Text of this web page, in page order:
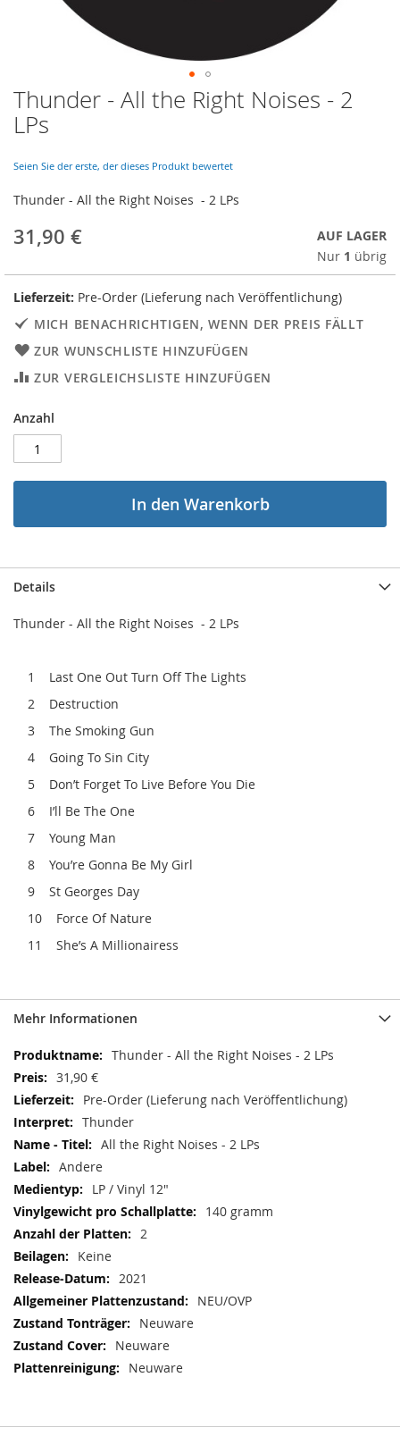
Skip
to
the
of
images
Thunder - All the Right Noises - 2
LPs
Seien Sie der erste, der dieses Produkt bewertet
Thunder - All the Right Noises - 2 LPs
31,90 €
AUF LAGER
Nur 1 übrig
Lieferzeit: Pre-Order (Lieferung nach Veröffentlichung)
MICH BENACHRICHTIGEN, WENN DER PREIS FÄLLT
ZUR WUNSCHLISTE HINZUFÜGEN
ZUR VERGLEICHSLISTE HINZUFÜGEN
Anzahl
In den Warenkorb
Details
Thunder - All the Right Noises - 2 LPs
1 Last One Out Turn Off The Lights
2 Destruction
3 The Smoking Gun
4 Going To Sin City
5 Don’t Forget To Live Before You Die
6 I’ll Be The One
7 Young Man
8 You’re Gonna Be My Girl
9 St Georges Day
10 Force Of Nature
11 She’s A Millionairess
Mehr Informationen
Mehr
Informationen
Thunder - All the Right Noises - 2 LPs
31,90 €
Pre-Order (Lieferung nach Veröffentlichung)
Thunder
All the Right Noises - 2 LPs
Andere
LP / Vinyl 12"
140 gramm
2
Keine
2021
NEU/OVP
Neuware
Neuware
Neuware